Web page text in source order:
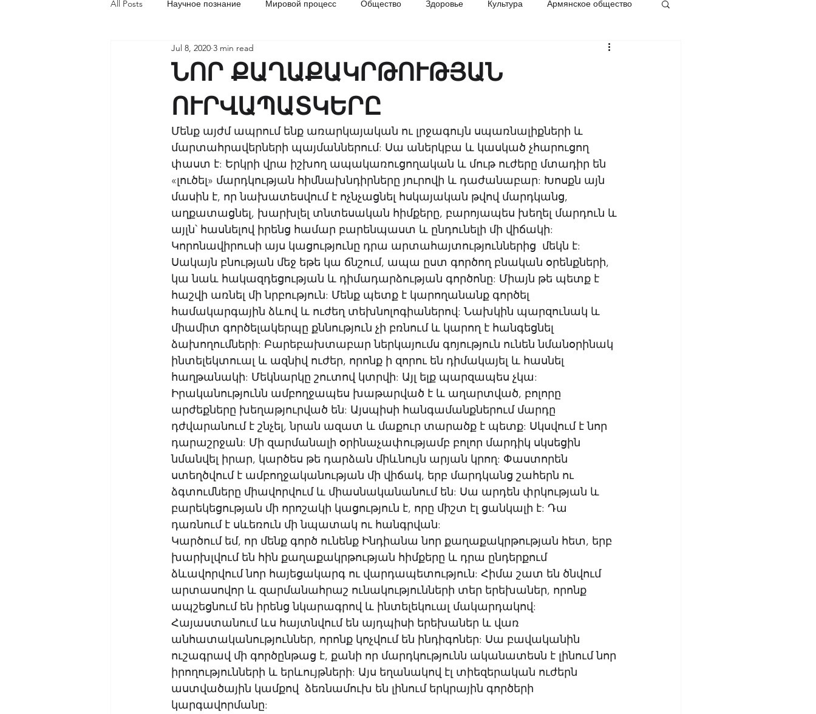
All Posts Научное познание Мировой процесс Общество Здоровье Культура Армянское общество
Социальная акупунктура
ՆՈՐ ՔԱՂԱՔԱԿՐԹՈՒԹՅԱՆ
ՈՒՐՎԱՊԱՏԿԵՐԸ
Jul 8, 2020 3 min read
Մենք այժմ ապրում ենք առարկայական ու լրջագույն սպառնալիքների և
մարտահրավերների պայմաններում: Սա աներկբա և կասկած չհարուցող
փաստ է: Երկրի վրա իշխող ապակառուցողական և մութ ուժերը մտադիր են
«լուծել» մարդկության հիմնախնդիրները յուրովի և դաժանաբար: Խոսքն այն
մասին է, որ նախատեսվում է ոչնչացնել հսկայական թվով մարդկանց,
աղքատացնել, խարխլել տնտեսական հիմքերը, բարոյապես խեղել մարդուն և
այլն՝ հասնելով իրենց համար բարենպաստ և ընդունելի մի վիճակի:
Կորոնավիրուսի այս կացությունը դրա արտահայտություններից  մեկն է:
Սակայն բնության մեջ եթե կա ճնշում, ապա ըստ գործող բնական օրենքների,
կա նաև հակազդեցության և դիմադարձության գործոնը: Միայն թե պետք է
հաշվի առնել մի նրբություն: Մենք պետք է կարողանանք գործել
համակարգային ձևով և ուժեղ տեխնոլոգիաներով: Նախկին պարզունակ և
միամիտ գործելակերպը քննություն չի բռնում և կարող է հանգեցնել
ձախողումների: Բարեբախտաբար ներկայումս գոյություն ունեն նմանօրինակ
ինտելեկտուալ և ազնիվ ուժեր, որոնք ի զորու են դիմակայել և հասնել
հաղթանակի: Մեկնարկը շուտով կտրվի: Այլ ելք պարզապես չկա:
Իրականությունն ամբողջապես խաթարված է և աղարտված, բոլորը
արժեքները խեղաթյուրված են: Այսպիսի հանգամանքներում մարդը
դժվարանում է շնչել, նրան ազատ և մաքուր տարածք է պետք: Սկսվում է նոր
դարաշրջան: Մի զարմանալի օրինաչափությամբ բոլոր մարդիկ սկսեցին
նմանվել իրար, կարծես թե դարձան միևնույն արյան կրող: Փաստորեն
ստեղծվում է ամբողջականության մի վիճակ, երբ մարդկանց շահերն ու
ձգտումները միավորվում և միասնականանում են: Սա արդեն փրկության և
բարեկեցության մի որոշակի կացություն է, որը միշտ էլ ցանկալի է: Դա
դառնում է սևեռուն մի նպատակ ու հանգրվան:
Կարծում եմ, որ մենք գործ ունենք Ինդիանա նոր քաղաքակրթության հետ, երբ
խարխլվում են հին քաղաքակրթության հիմքերը և դրա ընդերքում
ձևավորվում նոր հայեցակարգ ու վարդապետություն: Հիմա շատ են ծնվում
արտասովոր և զարմանահրաշ ունակությունների տեր երեխաներ, որոնք
ապշեցնում են իրենց նկարագրով և ինտելեկուալ մակարդակով:
Հայաստանում ևս հայտնվում են այդպիսի երեխաներ և վառ
անհատականություններ, որոնք կոչվում են ինդիգոներ: Սա բավականին
ուշագրավ մի գործընթաց է, քանի որ մարդկությունն ականատեսն է լինում նոր
իրողությունների և երևույթների: Այս եղանակով էլ տիեզերական ուժերն
աստվածային կամքով  ձեռնամուխ են լինում երկրային գործերի
կարգավորմանը: